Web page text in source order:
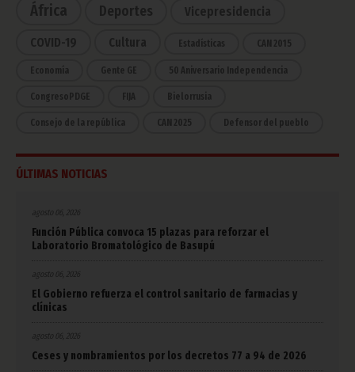
África
Deportes Vicepresidencia
COVID-19 Cultura Estadísticas CAN 2015
Economía Gente GE 50 Aniversario Independencia
CongresoPDGE FIJA Bielorrusia
Consejo de la república CAN 2025 Defensor del pueblo
ÚLTIMAS NOTICIAS
agosto 06, 2026
Función Pública convoca 15 plazas para reforzar el
Laboratorio Bromatológico de Basupú
agosto 06, 2026
El Gobierno refuerza el control sanitario de farmacias y
clínicas
agosto 06, 2026
Ceses y nombramientos por los decretos 77 a 94 de 2026